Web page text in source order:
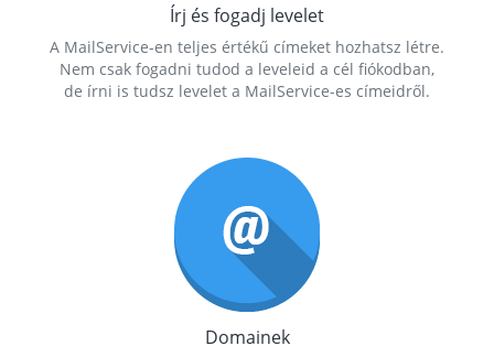
Írj és fogadj levelet
A MailService-en teljes értékű címeket hozhatsz létre.
Nem csak fogadni tudod a leveleid a cél fiókodban,
de írni is tudsz levelet a MailService-es címeidről.
Domainek